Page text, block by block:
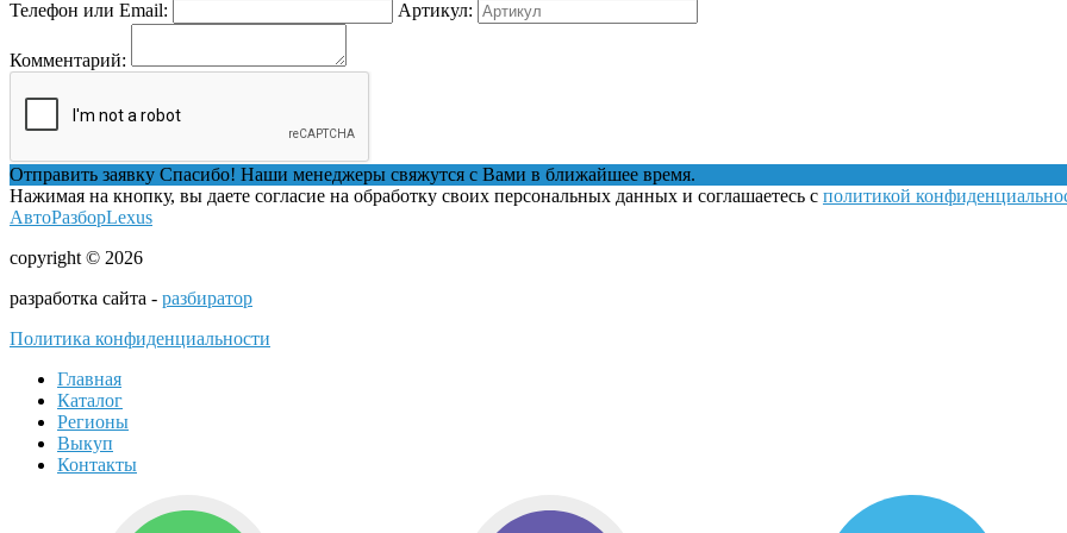
Телефон или Email:
Артикул:
Комментарий:
Отправить заявку Спасибо! Наши менеджеры свяжутся с Вами в ближайшее время.
Нажимая на кнопку, вы даете согласие на обработку своих персональных данных и соглашаетесь с политикой
АвтоРазборLexus
copyright © 2026
разработка сайта - разбиратор
Политика конфиденциальности
Главная
Каталог
Регионы
Выкуп
Контакты